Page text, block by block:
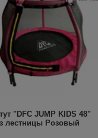
"DFC JUMP KIDS 48"
лестницы Розовый